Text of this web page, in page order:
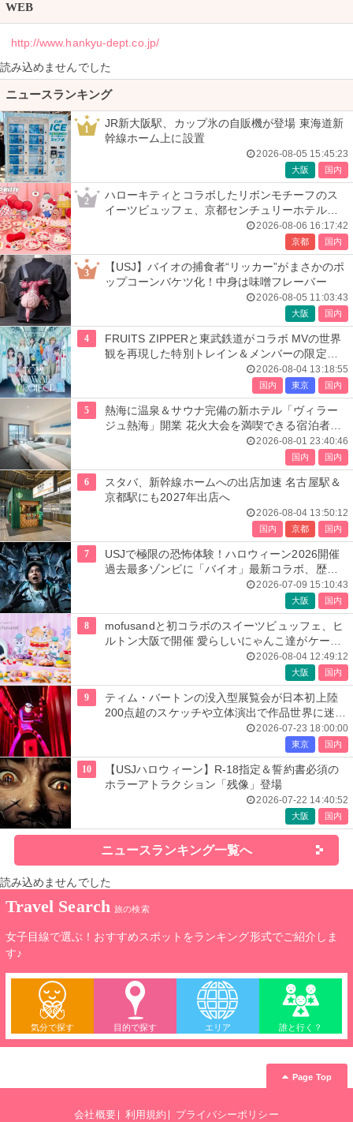
WEB
http://www.hankyu-dept.co.jp/
読み込めませんでした
ニュースランキング
1
JR新大阪駅、カップ氷の自販機が登場 東海道新
幹線ホーム上に設置
2026-08-05 15:45:23
大阪 国内
2
ハローキティとコラボしたリボンモチーフのス
イーツビュッフェ、京都センチュリーホテルで
2026-08-06 16:17:42
京都 国内
3
【USJ】バイオの捕食者“リッカー”がまさかのポ
ップコーンバケツ化！中身は味噌フレーバー
2026-08-05 11:03:43
大阪 国内
4
FRUITS ZIPPERと東武鉄道がコラボ MVの世界
観を再現した特別トレイン＆メンバーの限定ア
2026-08-04 13:18:55
国内 東京 国内
5
熱海に温泉＆サウナ完備の新ホテル「ヴィラー
ジュ熱海」開業 花火大会を満喫できる宿泊者専
2026-08-01 23:40:46
国内 国内
6
スタバ、新幹線ホームへの出店加速 名古屋駅＆
京都駅にも2027年出店へ
2026-08-04 13:50:12
国内 京都 国内
7
USJで極限の恐怖体験！ハロウィーン2026開催
過去最多ゾンビに「バイオ」最新コラボ、歴代
2026-07-09 15:10:43
大阪 国内
8
mofusandと初コラボのスイーツビュッフェ、ヒ
ルトン大阪で開催 愛らしいにゃんこ達がケーキ
2026-08-04 12:49:12
大阪 国内
9
ティム・バートンの没入型展覧会が日本初上陸
200点超のスケッチや立体演出で作品世界に迷い
2026-07-23 18:00:00
東京 国内
10
【USJハロウィーン】R-18指定＆誓約書必須の
ホラーアトラクション「残像」登場
2026-07-22 14:40:52
大阪 国内
ニュースランキング一覧へ
読み込めませんでした
Travel Search 旅の検索
女子目線で選ぶ！おすすめスポットをランキング形式でご紹介しま
す♪
気分で探す 目的で探す エリア 誰と行く？
Page Top
会社概要 利用規約 プライバシーポリシー